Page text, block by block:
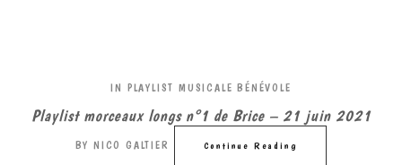
IN PLAYLIST MUSICALE BÉNÉVOLE
Playlist morceaux longs n°1 de Brice – 21 juin 2021
BY NICO GALTIER Continue Reading